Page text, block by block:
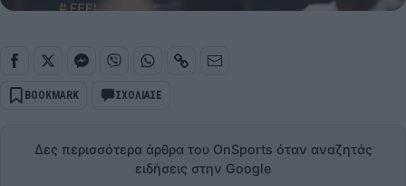
BOOKMARK ΣΧΟΛΙΑΣΕ
Δες περισσότερα άρθρα του OnSports όταν αναζητάς
ειδήσεις στην Google